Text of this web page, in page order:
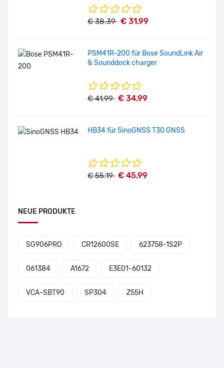
€ 38.39 € 31.99
PSM41R-200 für Bose SoundLink Air
& Sounddock charger
€ 41.99 € 34.99
HB34 für SinoGNSS T30 GNSS
€ 55.19 € 45.99
NEUE PRODUKTE
SG906PRO CR12600SE 623758-1S2P
061384 A1672 E3E01-60132
VCA-SBT90 SP304 Z55H